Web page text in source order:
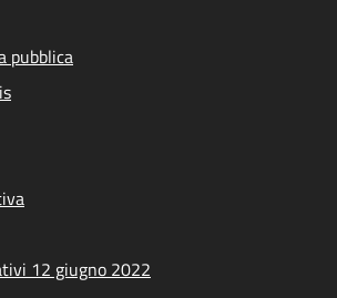
pubblica
12 giugno 2022